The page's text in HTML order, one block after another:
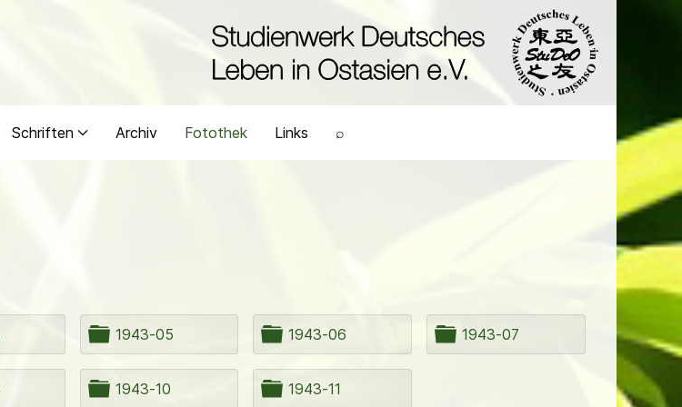
Schriften Archiv Fotothek Links ⌕
O
r
d
n
1943-05
O
r
d
n
1943-06
O
r
1943-07
O1943-10
O1943-11